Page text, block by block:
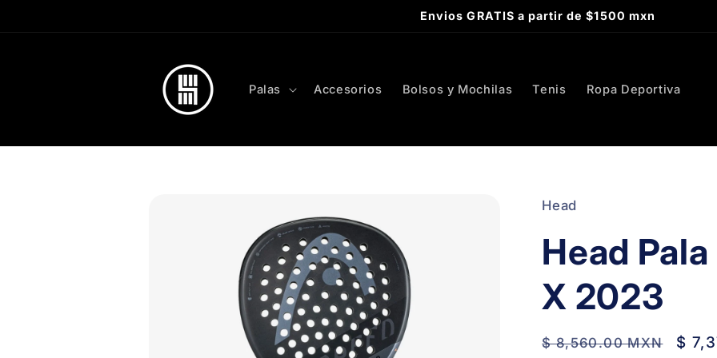
Envios GRATIS a partir de $1500 mxn
Palas Accesorios Bolsos y Mochilas Tenis Ropa Deportiva
Head
Head
X 2023
Regular
$ 8,560.00 MXN
Sale
$